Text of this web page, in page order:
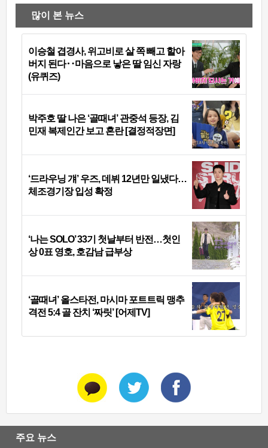
많이 본 뉴스
이승철 겹경사, 위고비로 살 쪽 빼고 할아
버지 된다‥마음으로 낳은 딸 임신 자랑
(유퀴즈)
박주호 딸 나은 ‘골때녀’ 관중석 등장, 김
민재 복제인간 보고 혼란 [결정적장면]
‘드라우닝 걔’ 우즈, 데뷔 12년만 일냈다…
체조경기장 입성 확정
‘나는 SOLO’ 33기 첫날부터 반전…첫인
상 0표 영호, 호감남 급부상
‘골때녀’ 올스타전, 마시마 포트트릭 맹추
격전 5:4 골 잔치 ‘짜릿’ [어제TV]
주요 뉴스